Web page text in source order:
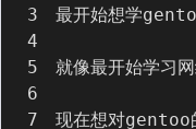
最开始想学
就像最开始学习
现在想对gentoo